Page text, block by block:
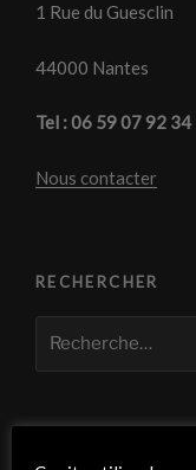
1 Rue du Guesclin
44000 Nantes
Tel : 06 59 07 92 34
Nous contacter
RECHERCHER